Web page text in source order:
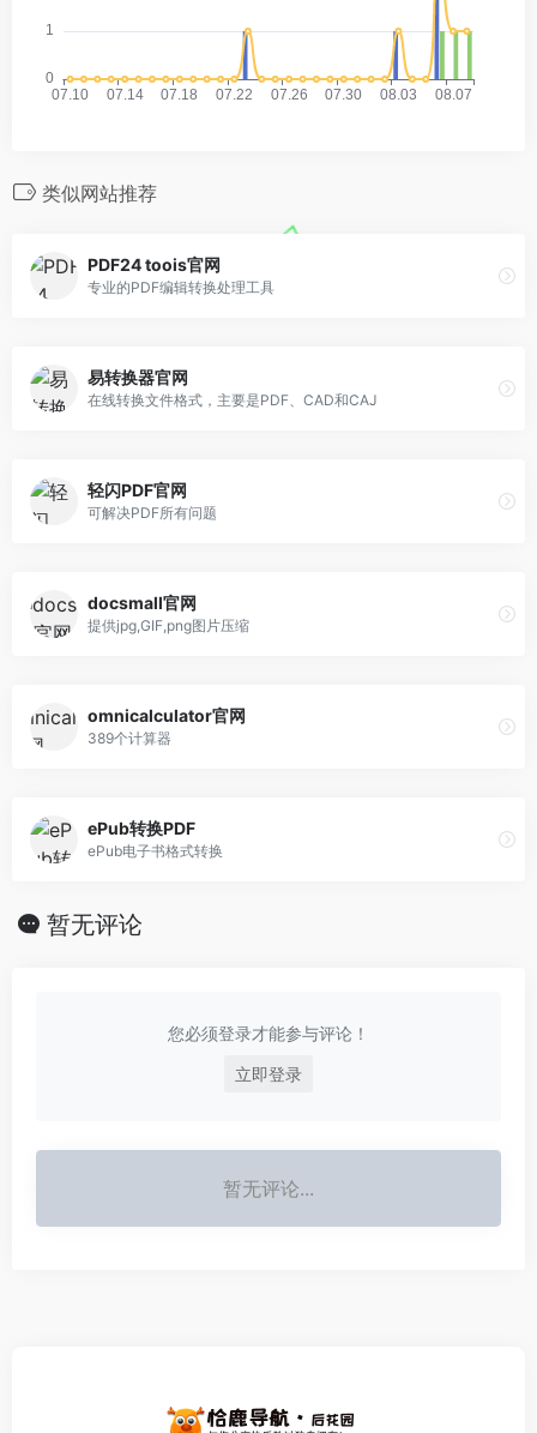
类似网站推荐
PDF24 toois官网
专业的PDF编辑转换处理工具
易转换器官网
在线转换文件格式，主要是PDF、CAD和CAJ
轻闪PDF官网
可解决PDF所有问题
docsmall官网
提供jpg,GIF,png图片压缩
omnicalculator官网
389个计算器
ePub转换PDF
ePub电子书格式转换
暂无评论
您必须登录才能参与评论！
立即登录
暂无评论...